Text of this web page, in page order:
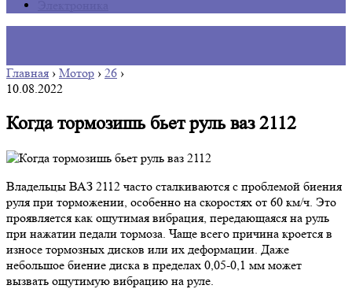
Главная › Мотор › 26 ›
10.08.2022
Когда тормозишь бьет руль ваз 2112
Владельцы ВАЗ 2112 часто сталкиваются с проблемой биения
руля при торможении, особенно на скоростях от 60 км/ч. Это
проявляется как ощутимая вибрация, передающаяся на руль
при нажатии педали тормоза. Чаще всего причина кроется в
износе тормозных дисков или их деформации. Даже
небольшое биение диска в пределах 0,05-0,1 мм может
вызвать ощутимую вибрацию на руле.